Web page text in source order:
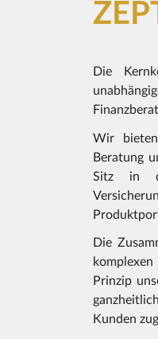
Die
Wir
Beratung
Sitz in
Die
Prinzip
Kunden